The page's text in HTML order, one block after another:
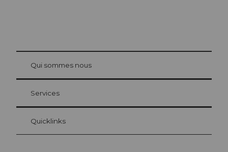
Carte d’hôte Lucerne
Vos avantages en tant qu'hôte pour la nuit
at Bre
Qui sommes nous
Services
Quicklinks